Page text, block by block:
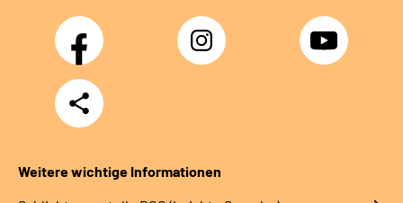
Facebook Instagram YouTube
Teilen
Weitere wichtige Informationen